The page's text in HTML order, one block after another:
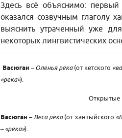
Здесь всё объяснимо:
оказался созвучным глаголу
выяснить утраченный уже
некоторых лингвистических
Васюган –Оленья река(от кетского
«река»).
Открытые
Васюган – Веса река(от хантыйского
–«река»).